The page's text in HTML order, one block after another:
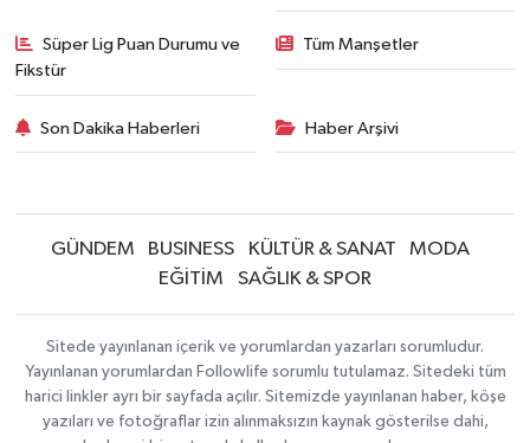
Süper Lig Puan Durumu ve
Fikstür
Tüm Manşetler
Son Dakika Haberleri Haber Arşivi
GÜNDEM BUSINESS KÜLTÜR & SANAT
MODA
EĞİTİM
SAĞLIK & SPOR
Sitede yayınlanan içerik ve yorumlardan yazarları sorumludur.
Yayınlanan yorumlardan Followlife sorumlu tutulamaz. Sitedeki tüm
harici linkler ayrı bir sayfada açılır. Sitemizde yayınlanan haber, köşe
yazıları ve fotoğraflar izin alınmaksızın kaynak gösterilse dahi,